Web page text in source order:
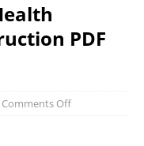
PDF
Comments Off